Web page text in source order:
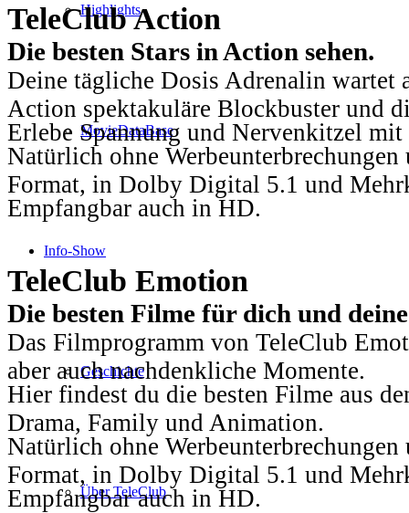
Highlights
MovieDataBase
Info-Show
Geschichte
Über TeleClub
TeleClub Action
Die besten Stars in Action sehen.
Deine tägliche Dosis Adrenalin wartet
Action spektakuläre Blockbuster und
Erlebe Spannung und Nervenkitzel
Natürlich ohne
Format, in Dolby Digital 5.1 und
Empfangbar auch in HD.
TeleClub Emotion
Die besten Filme für dich und
Das Filmprogramm von TeleClub
aber auch nachdenkliche Momente.
Hier findest du die besten Filme aus
Drama, Family und Animation.
Natürlich ohne
Format, in Dolby Digital 5.1 und
Empfangbar auch in HD.